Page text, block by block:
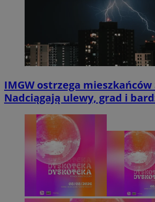
IMGW ostrzega mieszkańców
Nadciągają ulewy, grad i